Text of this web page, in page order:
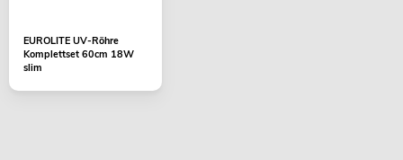
EUROLITE UV-Röhre
Komplettset 60cm 18W
slim